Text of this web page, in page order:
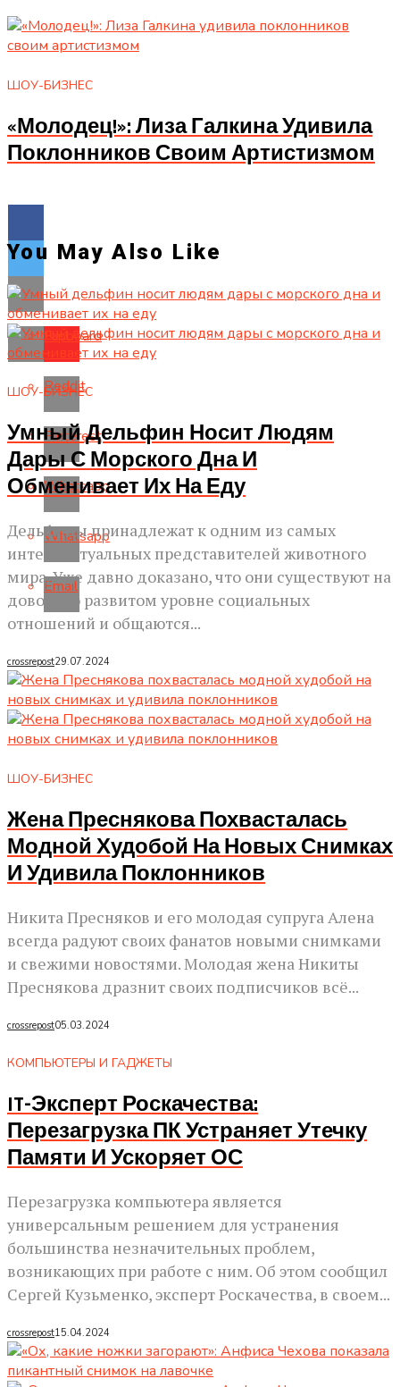
ШОУ-БИЗНЕС
«Молодец!»: Лиза Галкина Удивила
Поклонников Своим Артистизмом
Flipboard
Reddit
Pinterest
Whatsapp
Whatsapp
Email
You May Also Like
ШОУ-БИЗНЕС
Умный Дельфин Носит Людям
Дары С Морского Дна И
Обменивает Их На Еду
Дельфины принадлежат к одним из самых
интеллектуальных представителей животного
мира. Уже давно доказано, что они существуют на
довольно развитом уровне социальных
отношений и общаются...
crossrepost29.07.2024
ШОУ-БИЗНЕС
Жена Преснякова Похвасталась
Модной Худобой На Новых Снимках
И Удивила Поклонников
Никита Пресняков и его молодая супруга Алена
всегда радуют своих фанатов новыми снимками
и свежими новостями. Молодая жена Никиты
Преснякова дразнит своих подписчиков всё...
crossrepost05.03.2024
КОМПЬЮТЕРЫ И ГАДЖЕТЫ
IT-Эксперт Роскачества:
Перезагрузка ПК Устраняет Утечку
Памяти И Ускоряет ОС
Перезагрузка компьютера является
универсальным решением для устранения
большинства незначительных проблем,
возникающих при работе с ним. Об этом сообщил
Сергей Кузьменко, эксперт Роскачества, в своем...
crossrepost15.04.2024